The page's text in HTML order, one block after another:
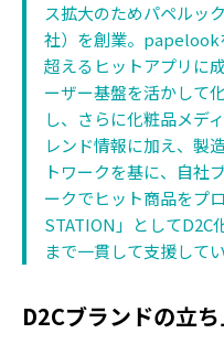
ス拡大のためパペルッ
社）を創業。papelook
超えるヒットアプリに
ーザー基盤を活かして
し、さらに化粧品メデ
レンド情報に加え、製
トワークを基に、自社
ークでヒット商品をプ
STATION」としてD2C
まで一貫して支援してい
D2Cブランドの立